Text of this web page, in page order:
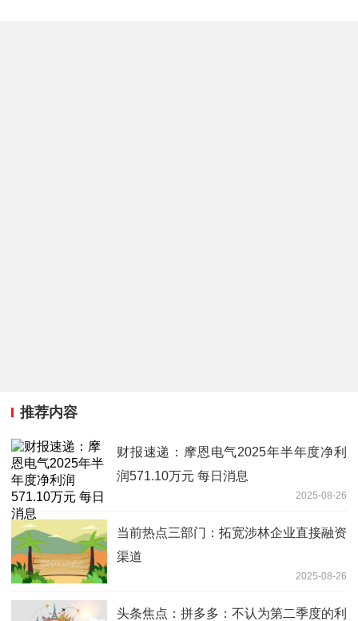
推荐内容
财报速递：摩恩电气2025年半年度净利
润571.10万元 每日消息
2025-08-26
当前热点三部门：拓宽涉林企业直接融资
渠道
2025-08-26
头条焦点：拼多多：不认为第二季度的利